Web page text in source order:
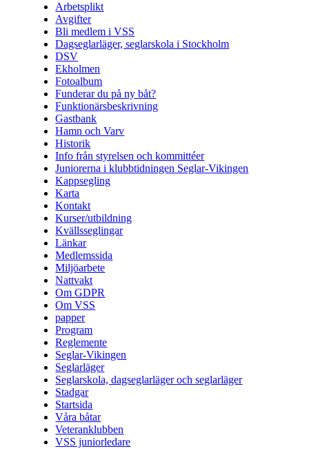
Arbetsplikt
Avgifter
Bli medlem i VSS
Dagseglarläger, seglarskola i Stockholm
DSV
Ekholmen
Fotoalbum
Funderar du på ny båt?
Funktionärsbeskrivning
Gastbank
Hamn och Varv
Historik
Info från styrelsen och kommittéer
Juniorerna i klubbtidningen Seglar-Vikingen
Kappsegling
Karta
Kontakt
Kurser/utbildning
Kvällsseglingar
Länkar
Medlemssida
Miljöarbete
Nattvakt
Om GDPR
Om VSS
papper
Program
Reglemente
Seglar-Vikingen
Seglarläger
Seglarskola, dagseglarläger och seglarläger
Stadgar
Startsida
Våra båtar
Veteranklubben
VSS juniorledare